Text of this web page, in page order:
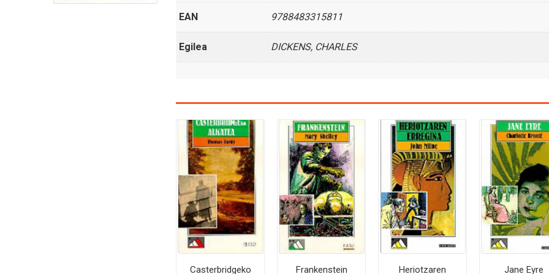
EAN 9788483315811
Egilea DICKENS, CHARLES
Casterbridgeko Frankenstein Heriotzaren Jane Eyre